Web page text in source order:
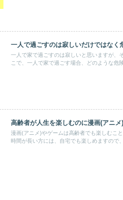
一人で過ごすのは寂しいだけではなく
一人で家で過ごすのは寂しいと思いますが、
こで、一人で家で過ごす場合、どのような危
高齢者が人生を楽しむのに漫画(アニ
漫画(アニメ)やゲームは高齢者でも楽しむこ
時間が長い方には、自宅でも楽しめますので